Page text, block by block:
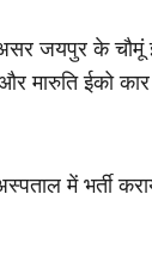
जयपुर के चौमूं
मारुति ईको
में भर्ती